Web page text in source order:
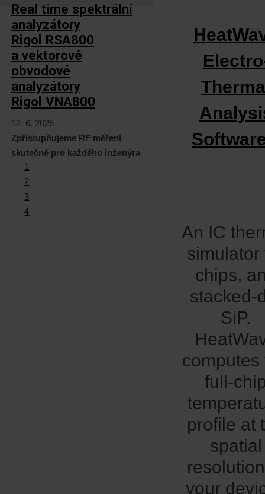
An IC
simulator
chips,
stacked-
SiP.
computes
full-
profile at
spatial
your
Real time spektrální
analyzátory
Rigol RSA800
a vektorové
obvodové
analyzátory
Rigol VNA800
12. 6. 2026
Zpřístupňujeme RF měření
skutečně pro každého inženýra
1
2
3
4